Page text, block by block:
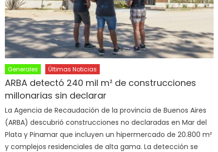
Generales Últimas Noticias
ARBA detectó 240 mil m² de construcciones
millonarias sin declarar
La Agencia de Recaudación de la provincia de Buenos Aires
(ARBA) descubrió construcciones no declaradas en Mar del
Plata y Pinamar que incluyen un hipermercado de 20.800 m²
y complejos residenciales de alta gama. La detección se